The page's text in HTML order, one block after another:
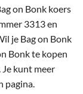
on Bonk koers
3313 en
je Bag on Bonk
Bonk te kopen
kunt meer
pagina.